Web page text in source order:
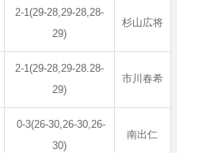
2-1(29-28,29-28,28-
29)
杉山広将
2-1(29-28,29-28.28-
29)
市川春希
0-3(26-30,26-30,26-
30)
南出仁